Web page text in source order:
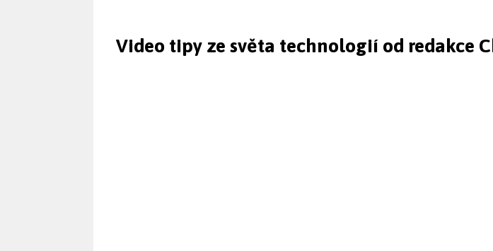
Video tipy ze světa technologií od redakce